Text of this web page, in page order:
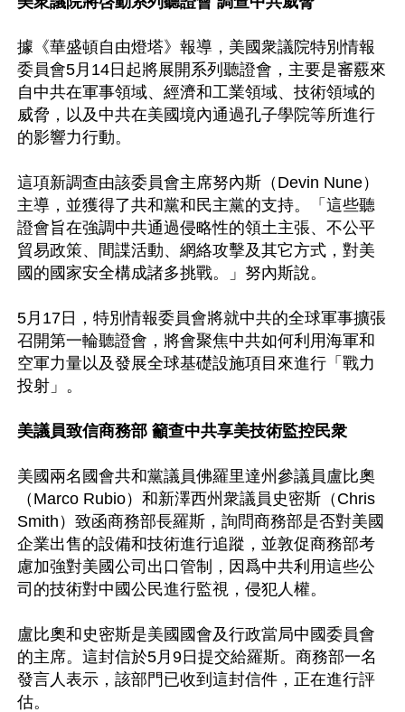
據《華盛頓自由燈塔》報導，美國衆議院特別情報
委員會5月14日起將展開系列聽證會，主要是審覈來
自中共在軍事領域、經濟和工業領域、技術領域的
威脅，以及中共在美國境內通過孔子學院等所進行
的影響力行動。
這項新調查由該委員會主席努內斯（Devin Nune）
主導，並獲得了共和黨和民主黨的支持。「這些聽
證會旨在強調中共通過侵略性的領土主張、不公平
貿易政策、間諜活動、網絡攻擊及其它方式，對美
國的國家安全構成諸多挑戰。」努內斯說。
5月17日，特別情報委員會將就中共的全球軍事擴張
召開第一輪聽證會，將會聚焦中共如何利用海軍和
空軍力量以及發展全球基礎設施項目來進行「戰力
投射」。
美議員致信商務部 籲查中共享美技術監控民衆
美國兩名國會共和黨議員佛羅里達州參議員盧比奧
（Marco Rubio）和新澤西州衆議員史密斯（Chris
Smith）致函商務部長羅斯，詢問商務部是否對美國
企業出售的設備和技術進行追蹤，並敦促商務部考
慮加強對美國公司出口管制，因爲中共利用這些公
司的技術對中國公民進行監視，侵犯人權。
盧比奧和史密斯是美國國會及行政當局中國委員會
的主席。這封信於5月9日提交給羅斯。商務部一名
發言人表示，該部門已收到這封信件，正在進行評
估。